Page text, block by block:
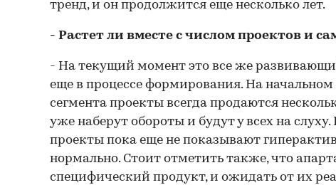
тренд, и он продолжится еще несколько лет.
- Растет ли вместе с числом проектов и
- На текущий момент это все же
еще в процессе формирования. На
сегмента проекты всегда продаются
уже наберут обороты и будут у всех на
проекты пока еще не показывают
нормально. Стоит отметить также, что
специфический продукт, и ожидать от их